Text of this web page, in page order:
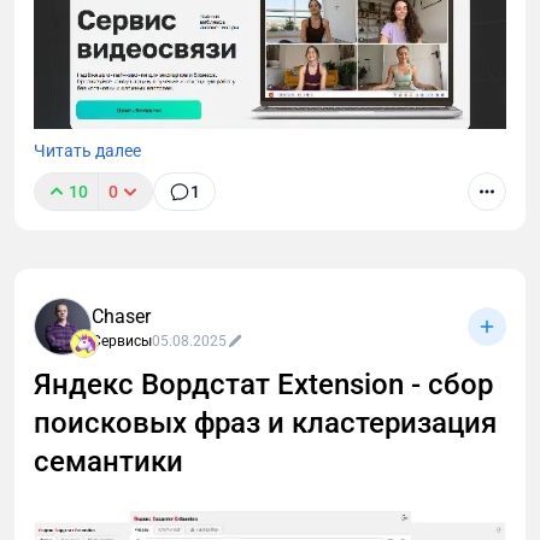
Zoom недоступен, а искать замену некогда?
тарифы, сравнение с конкурентами и промокод
DIGITAL на скидку 10%.
Читать далее
10 0 1
Chaser
Сервисы05.08.2025
Яндекс Вордстат Extension - сбор
поисковых фраз и кластеризация
семантики